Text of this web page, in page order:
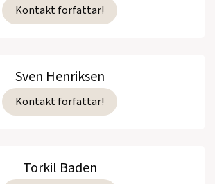
Kontakt forfattar!
Sven Henriksen
Kontakt forfattar!
Torkil Baden